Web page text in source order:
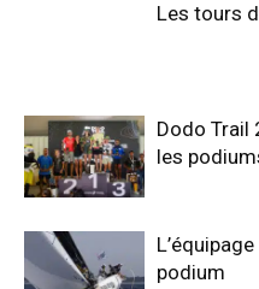
Les tours
Dodo Trail
les
podium